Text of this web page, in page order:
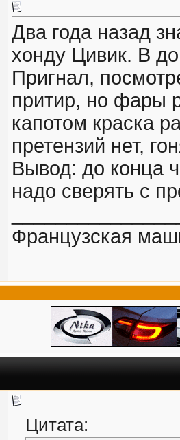
Два года назад
хонду Цивик. В
Пригнал,
притир, но фары
капотом краска
претензий нет,
Вывод: до конца
надо сверять с
Французская
Цитата: